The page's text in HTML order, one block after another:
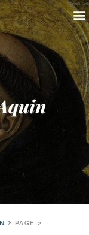
PAGE 2